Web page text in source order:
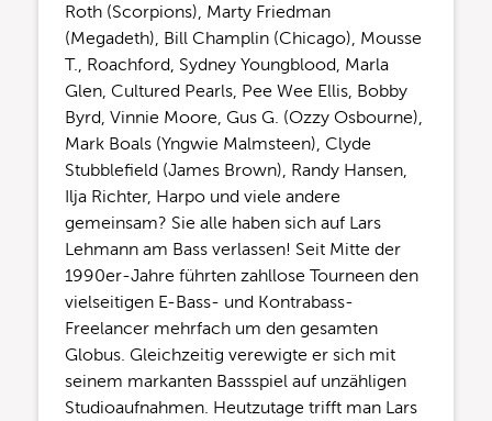
Roth (Scorpions), Marty Friedman
(Megadeth), Bill Champlin (Chicago), Mousse
T., Roachford, Sydney Youngblood, Marla
Glen, Cultured Pearls, Pee Wee Ellis, Bobby
Byrd, Vinnie Moore, Gus G. (Ozzy Osbourne),
Mark Boals (Yngwie Malmsteen), Clyde
Stubblefield (James Brown), Randy Hansen,
Ilja Richter, Harpo und viele andere
gemeinsam? Sie alle haben sich auf Lars
Lehmann am Bass verlassen! Seit Mitte der
1990er-Jahre führten zahllose Tourneen den
vielseitigen E-Bass- und Kontrabass-
Freelancer mehrfach um den gesamten
Globus. Gleichzeitig verewigte er sich mit
seinem markanten Bassspiel auf unzähligen
Studioaufnahmen. Heutzutage trifft man Lars